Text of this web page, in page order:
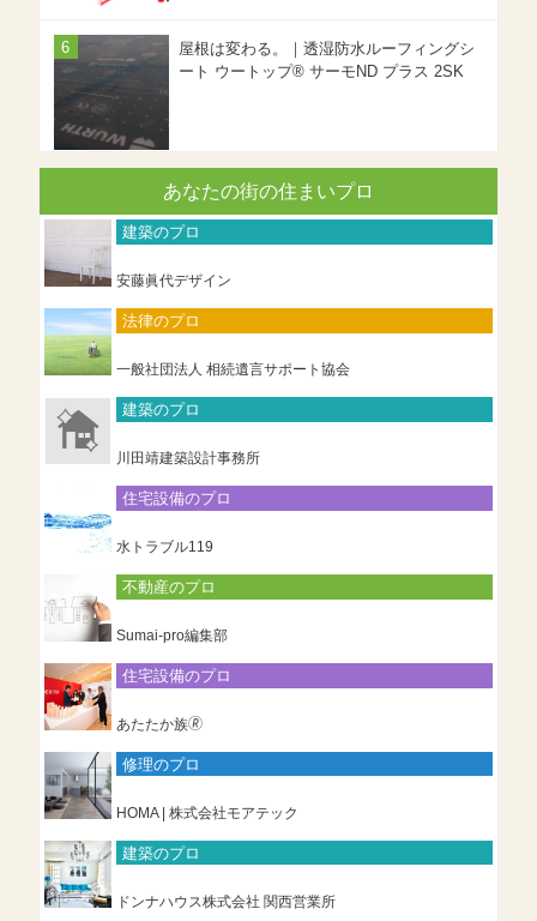
屋根は変わる。｜透湿防水ルーフィングシ
ート ウートップ® サーモND プラス 2SK
あなたの街の住まいプロ
建築のプロ
安藤眞代デザイン
法律のプロ
一般社団法人 相続遺言サポート協会
建築のプロ
川田靖建築設計事務所
住宅設備のプロ
水トラブル119
不動産のプロ
Sumai-pro編集部
住宅設備のプロ
あたたか族🄬
修理のプロ
HOMA | 株式会社モアテック
建築のプロ
ドンナハウス株式会社 関西営業所